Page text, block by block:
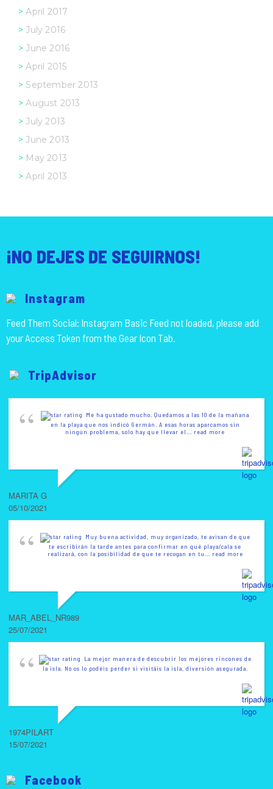
April 2017
July 2016
June 2016
April 2015
September 2013
August 2013
July 2013
June 2013
May 2013
April 2013
¡NO DEJES DE SEGUIRNOS!
Instagram
Feed Them Social: Instagram Basic Feed not loaded, please add
your Access Token from the Gear Icon Tab.
TripAdvisor
Me ha gustado mucho. Quedamos a las 10 de la mañana
en la playa que nos indicó Germán. A esas horas aparcamos sin
ningún problema, solo hay que llevar el
... read more
MARITA G
05/10/2021
Muy buena actividad, muy organizado, te avisan de que
te escribirán la tarde antes para confirmar en qué playa/cala se
realizará, con la posibilidad de que te recogan en tu
... read more
MAR_ABEL_NR989
25/07/2021
La mejor manera de descubrir los mejores rincones de
la isla. No os lo podéis perder si visitáis la isla, diversión asegurada.
1974PILART
15/07/2021
Facebook